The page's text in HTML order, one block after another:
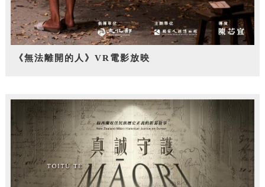
《無法離開的人》VR電影放映